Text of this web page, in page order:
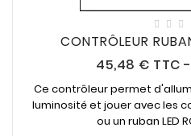
CONTRÔLEUR
45,48 € Prix
TTC -
Ce contrôleur permet
luminosité et jouer avec les
ou un ruban LED